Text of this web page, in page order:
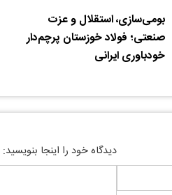
بومی‌سازی، استقلال و عزت
صنعتی؛ فولاد خوزستان پرچم‌دار
خودباوری ایرانی
دیدگاه خود را اینجا بنویسید: